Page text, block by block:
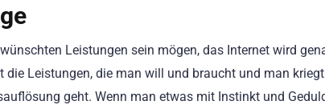
Leistungen sein mögen, das Internet wird
Leistungen, die man will und braucht und man kriegt
geht. Wenn man etwas mit Instinkt und